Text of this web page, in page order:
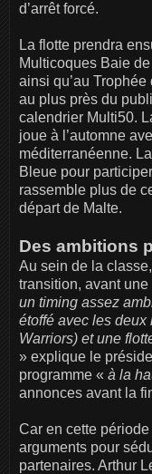
d’arrêt forcé.
La flotte prendra
Multicoques Baie
ainsi qu’au
au plus près du
calendrier Multi50.
joue à l’automne
méditerranéenne.
Bleue pour
rassemble plus de
départ de Malte.
Des ambitions
Au sein de la
transition, avant
un timing assez
étoffé avec les deux
Warriors) et une
» explique le
programme « à la
annonces avant la
Car en cette
arguments pour
partenaires. Arthur